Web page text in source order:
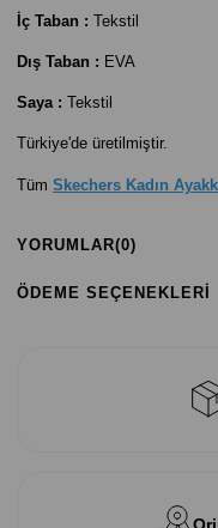
İç Taban : Tekstil
Dış Taban : EVA
Saya : Tekstil
Türkiye'de üretilmiştir.
Tüm Skechers Kadın
YORUMLAR(0)
ÖDEME SEÇENEKLERI